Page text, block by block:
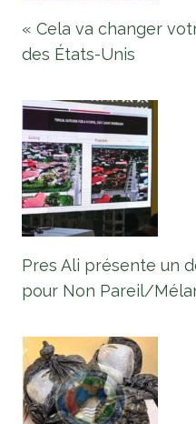
« Cela va changer
des États-Unis
Pres Ali présente un
pour Non Pareil/